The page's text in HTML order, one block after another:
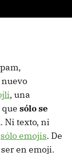
, una
sólo se
. Ni texto, ni
sólo emojis. De
en emoji.